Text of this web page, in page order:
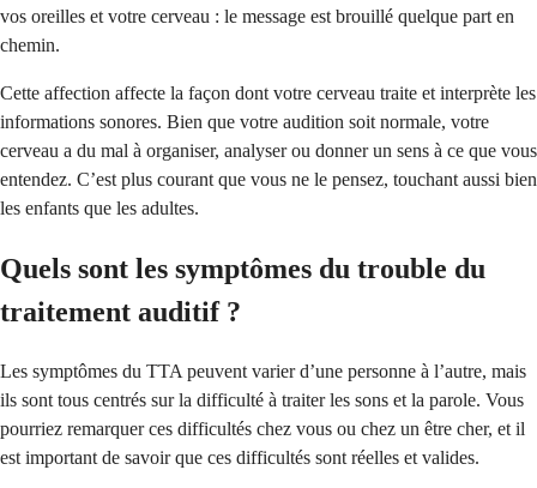
vos oreilles et votre cerveau : le message est brouillé quelque part en
chemin.
Cette affection affecte la façon dont votre cerveau traite et interprète les
informations sonores. Bien que votre audition soit normale, votre
cerveau a du mal à organiser, analyser ou donner un sens à ce que vous
entendez. C’est plus courant que vous ne le pensez, touchant aussi bien
les enfants que les adultes.
Quels sont les symptômes du trouble du
traitement auditif ?
Les symptômes du TTA peuvent varier d’une personne à l’autre, mais
ils sont tous centrés sur la difficulté à traiter les sons et la parole. Vous
pourriez remarquer ces difficultés chez vous ou chez un être cher, et il
est important de savoir que ces difficultés sont réelles et valides.